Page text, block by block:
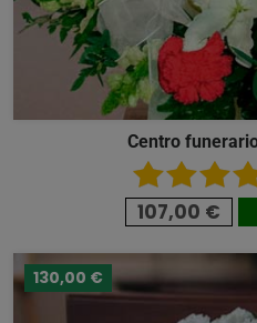
Centro
107,00 €
130,00 €